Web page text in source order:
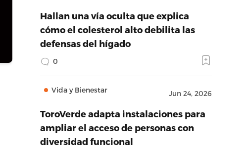
Hallan una vía oculta que explica
cómo el colesterol alto debilita las
defensas del hígado
0
Vida y Bienestar Jun 24, 2026
ToroVerde adapta instalaciones para
ampliar el acceso de personas con
diversidad funcional